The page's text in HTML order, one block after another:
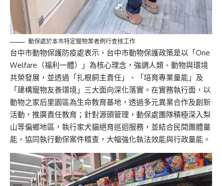
動保處於本市特定寵物業者例行查核工作
台中市動物保護防疫處表示，台中市動物保護政策是以「One
Welfare（福利一體）」為核心理念，強調人類、動物與環境
共榮發展，並透過「扎根飼主責任」、「培育專業量能」及
「建構寵物友善環境」三大面向深化落實。在實務執行面，以
動物之家后里園區為生命教育基地，透過多元異業合作及創新
活動，推廣責任教育；針對源頭管理，動保處團隊積極深入梨
山等偏鄉地區，執行家犬貓絕育巡迴服務，並結合民間團體量
能，協同執行動保案件稽查，大幅強化執法效能與行政量能。